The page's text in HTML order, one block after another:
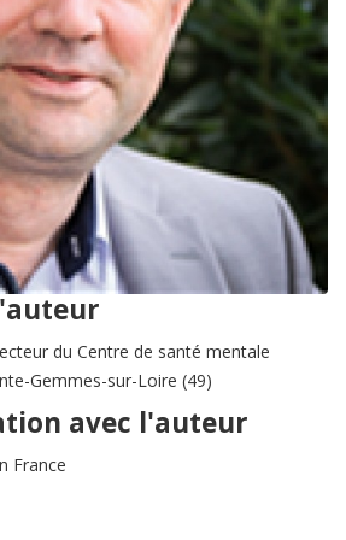
du Centre de santé mentale
Gemmes-sur-Loire (49)
avec l'auteur
France